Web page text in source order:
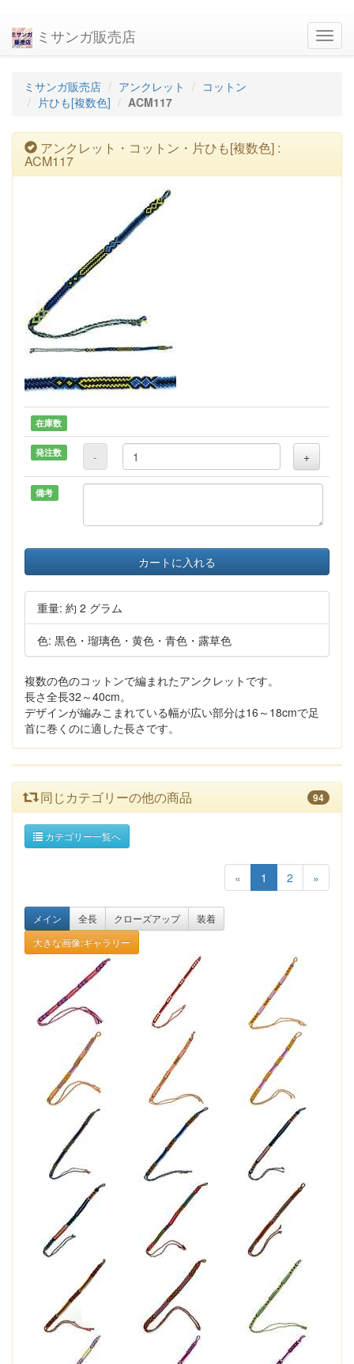
ミサンガ販売店
ミサンガ販売店 アンクレット
コットン
片ひも[複数色]
ACM117
アンクレット・コットン・片ひも[複数色] :
ACM117
在庫数
発注数 - +
備考
カートに入れる
重量: 約 2 グラム
色: 黒色・瑠璃色・黄色・青色・露草色
複数の色のコットンで編まれたアンクレットです。
長さ全長32～40cm。
デザインが編みこまれている幅が広い部分は16～18cmで足
首に巻くのに適した長さです。
同じカテゴリーの他の商品 94
カテゴリー一覧へ
« 1 2 »
メイン 全長 クローズアップ
装着
大きな画像:ギャラリー